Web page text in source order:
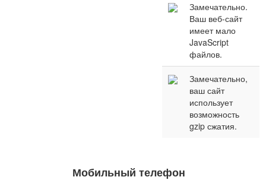
Замечательно.
Ваш веб-сайт
имеет мало
JavaScript
файлов.
Замечательно,
ваш сайт
использует
возможность
gzip сжатия.
Мобильный телефон